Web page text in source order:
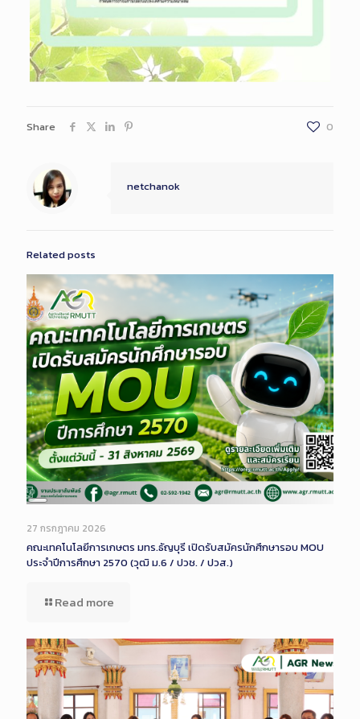
Share 0
netchanok
Related posts
Long
Description
27 กรกฎาคม 2026
คณะเทคโนโลยีการเกษตร มทร.ธัญบุรี เปิดรับสมัครนักศึกษารอบ MOU
ประจำปีการศึกษา 2570 (วุฒิ ม.6 / ปวช. / ปวส.)
Read more